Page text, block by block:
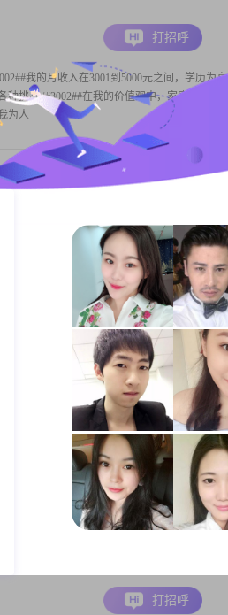
我的月收入在3001到5000元之间，学历为
种挑战##3002##在我的价值观中，家庭是非常
为人
打招呼
我的月收入在3001到5000元之间，目前在
容来面对生活中的各种挑战##3002##在生活中
打招呼
解互相包容互相信任，你懂我的累我理解你的
打招呼
打招呼